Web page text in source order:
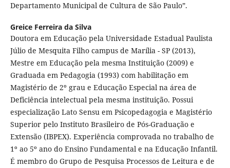
Departamento Municipal de Cultura de São Paulo”.
Greice Ferreira da Silva
Doutora em Educação pela Universidade Estadual Paulista
Júlio de Mesquita Filho campus de Marília - SP (2013),
Mestre em Educação pela mesma Instituição (2009) e
Graduada em Pedagogia (1993) com habilitação em
Magistério de 2º grau e Educação Especial na área de
Deficiência intelectual pela mesma instituição. Possui
especialização Lato Sensu em Psicopedagogia e Magistério
Superior pelo Instituto Brasileiro de Pós-Graduação e
Extensão (IBPEX). Experiência comprovada no trabalho de
1º ao 5º ano do Ensino Fundamental e na Educação Infantil.
É membro do Grupo de Pesquisa Processos de Leitura e de